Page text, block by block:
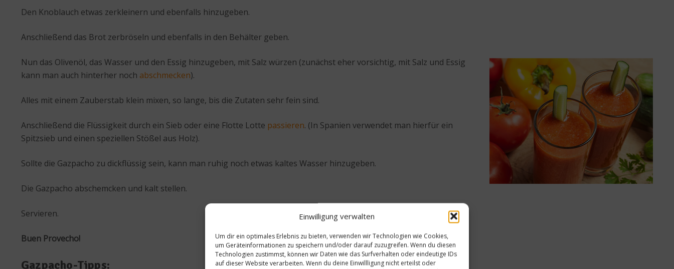
Einwilligung verwalten
Um dir ein optimales Erlebnis zu bieten, verwenden wir Technologien wie Cookies,
um Geräteinformationen zu speichern und/oder darauf zuzugreifen. Wenn du diesen
Technologien zustimmst, können wir Daten wie das Surfverhalten oder eindeutige IDs
auf dieser Website verarbeiten. Wenn du deine Einwillligung nicht erteilst oder
Den Knoblauch etwas zerkleinern und ebenfalls hinzugeben.
Anschließend das Brot zerbröseln und ebenfalls in den Behälter geben.
Nun das Olivenöl, das Wasser und den Essig hinzugeben, mit Salz würzen (zunächst eher vorsichtig, mit Salz und Essig
kann man auch hinterher noch abschmecken).
Alles mit einem Zauberstab klein mixen, so lange, bis die Zutaten sehr fein sind.
Anschließend die Flüssigkeit durch ein Sieb oder eine Flotte Lotte passieren. (In Spanien verwendet man hierfür ein
Spitzsieb und einen speziellen Stößel aus Holz).
Sollte die Gazpacho zu dickflüssig sein, kann man ruhig noch etwas kaltes Wasser hinzugeben.
Die Gazpacho abschemcken und kalt stellen.
Servieren.
Buen Provecho!
Gazpacho-Tipps: